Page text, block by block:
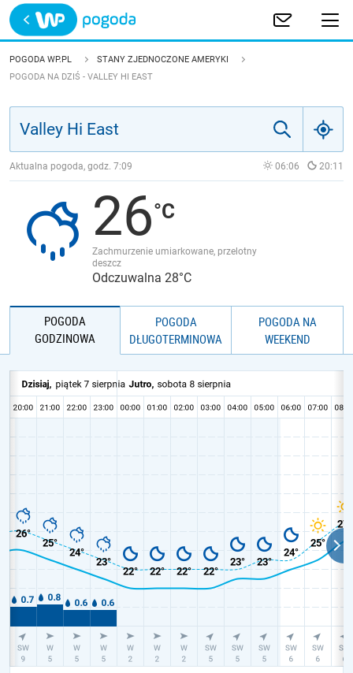
Trwa ładowanie
POLSKA
JAKOŚĆ POWIETRZA
POGODA WP.PL
STANY ZJEDNOCZONE AMERYKI
POGODA NA DZIŚ - VALLEY HI EAST
Aktualna pogoda, godz. 7:09 06:06 20:11
26
Zachmurzenie umiarkowane, przelotny
deszcz
Odczuwalna 28°C
POGODA
GODZINOWA
POGODA
DŁUGOTERMINOWA
POGODA NA
WEEKEND